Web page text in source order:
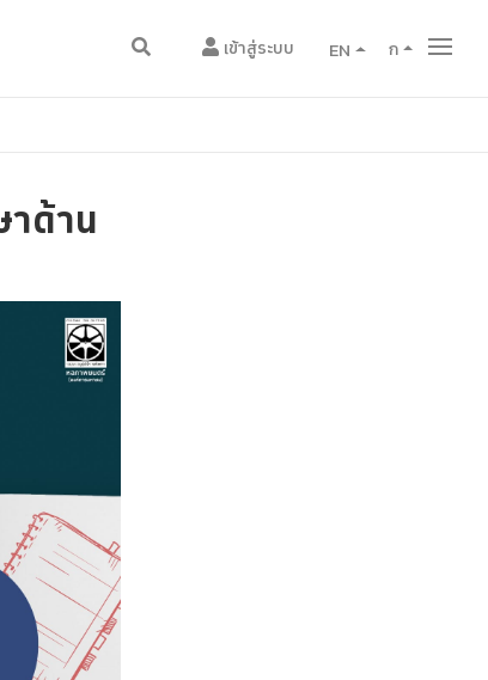
เข้าสู่ระบบ EN ก
ด้าน